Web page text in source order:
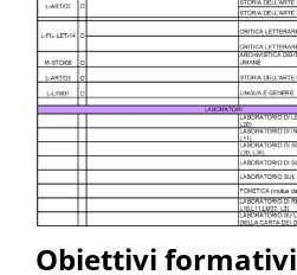
Obiettivi formativi